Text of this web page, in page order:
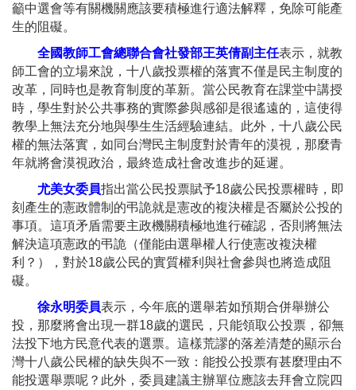
籲中選會等有關機關應該要積極進行適法解釋，免除可能產
生的阻礙。
全國教師工會總聯合會社發部王英倩副主任表示，就教
師工會的立場來說，十八歲投票權的落實不僅是民主制度的
改革，同時也是教育制度的革新。當公民教育在課堂中講授
時，學生對於公共事務的實際參與感卻是很遙遠的，這使得
教學上無法充分地與學生生活經驗連結。此外，十八歲公民
權的無法落實，如同台灣民主制度對於青年的漠視，那麼青
年就將會漠視政治，最終造成社會改進步的延遲。
尤美女委員指出當公民投票賦予18歲公民投票權時，即
刻產生的憲政體制的弔詭就是憲改的複決權是否屬於公投的
事項。這項矛盾需要主政機關積極地進行確認，否則將無法
解決這項憲政的弔詭（僅能由選舉權人行使憲改複決權
利？），對於18歲公民的實質權利與社會參與也將造成阻
礙。
徐永明委員表示，今年底的選舉若如預期合併舉辦公
投，那麼將會出現一群18歲的選民，只能領取公投票，卻無
法投下地方民意代表的選票。這樣荒謬的落差清楚的顯示台
灣十八歲公民權的缺失與不一致：能投公投票有甚麼理由不
能投選舉票呢？此外，委員建議主辦單位應該去拜會立院四